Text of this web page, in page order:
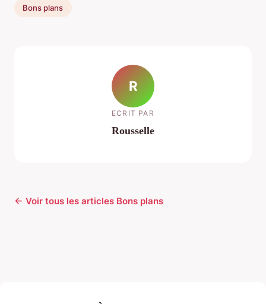
Bons plans
R
ECRIT PAR
Rousselle
← Voir tous les articles Bons plans